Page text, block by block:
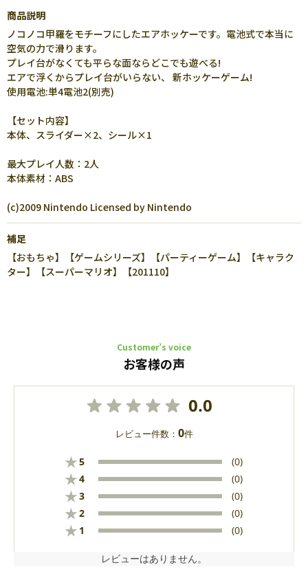
商品説明
ノコノコ甲羅をモチーフにしたエアホッケーです。電池式で本当に
空気の力で滑ります。
プレイ台がなくても平らな面ならどこでも遊べる!
エアで浮くからプレイ台がいらない、 新ホッケーゲーム!
使用電池:単4電池2(別売)
【セット内容】
本体、スライダー×2、シール×1
最大プレイ人数：2人
本体素材：ABS
(c)2009 Nintendo Licensed by Nintendo
補足
【おもちゃ】【ゲームシリーズ】【パーティーゲーム】【キャラク
ター】【スーパーマリオ】【201110】
Customer’s voice
お客様の声
0.0
レビュー件数： 0件
★5 (0)
★4 (0)
★3 (0)
★2 (0)
★ 1 (0)
レビューはありません。